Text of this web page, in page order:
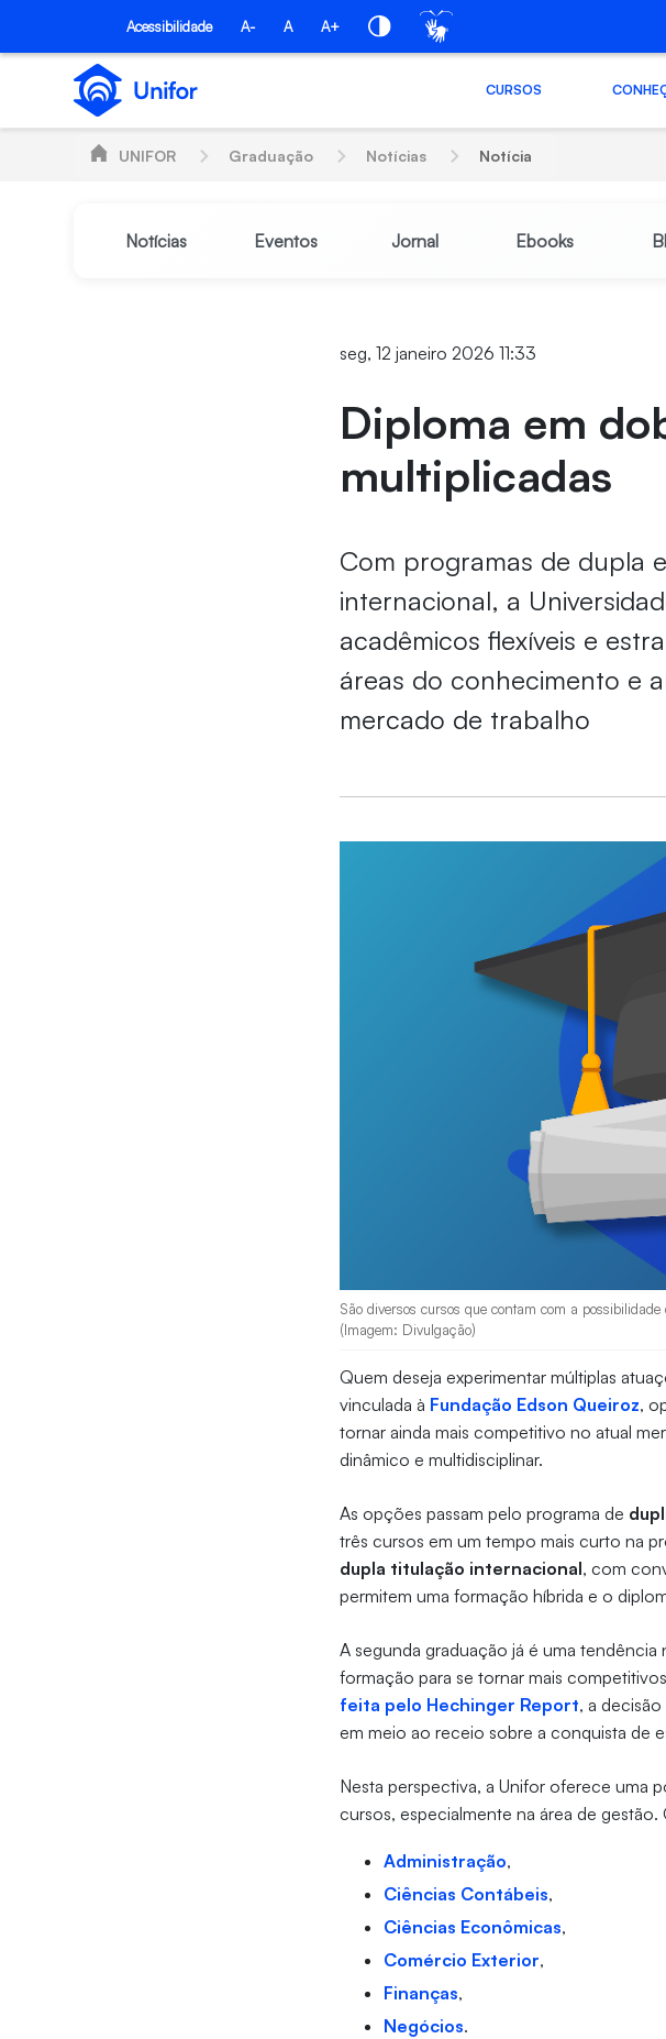
Pular para o Conteúdo principal
Acessibilidade A- A A+
CURSOS
UNIFOR Graduação Notícias Notícia
Notícias Eventos Jornal Ebooks
seg, 12 janeiro 2026 11:33
Diploma em
multiplicadas
Com programas de dupla
internacional, a
acadêmicos flexíveis e
áreas do conhecimento e
mercado de trabalho
São diversos cursos que contam com a
(Imagem: Divulgação)
Quem deseja experimentar múltiplas
vinculada à Fundação Edson Queiroz,
tornar ainda mais competitivo no atual
dinâmico e multidisciplinar.
As opções passam pelo programa de
três cursos em um tempo mais curto na
dupla titulação internacional, com
permitem uma formação híbrida e o
A segunda graduação já é uma
formação para se tornar mais
feita pelo Hechinger Report, a
em meio ao receio sobre a conquista de
Nesta perspectiva, a Unifor oferece uma
cursos, especialmente na área de
Administração,
Ciências Contábeis,
Ciências Econômicas,
Comércio Exterior,
Finanças,
Negócios.